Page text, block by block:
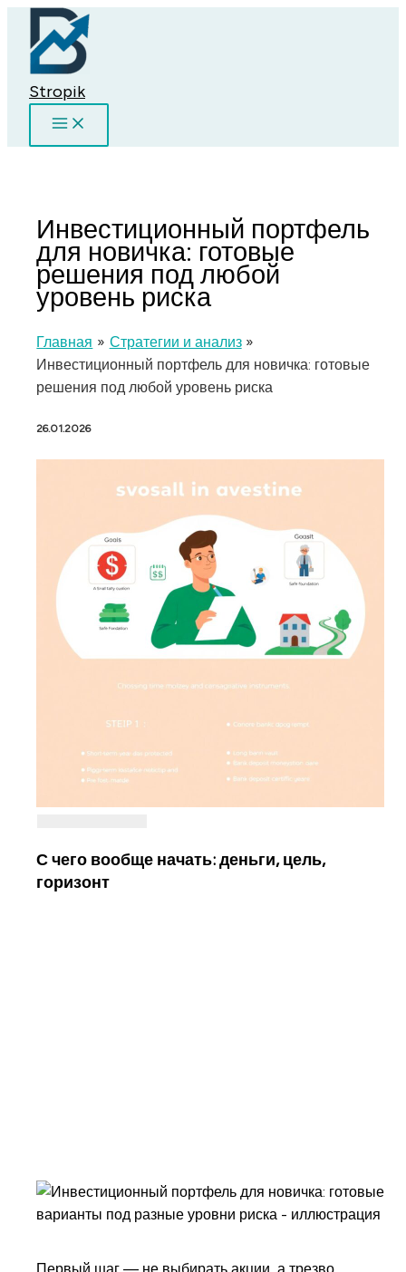
Перейти
содержимому
Stropik
Инвестиционный портфель
для новичка: готовые
решения под любой
уровень риска
Главная
Стратегии и анализ
Инвестиционный портфель для новичка: готовые
решения под любой уровень риска
26.01.2026
С чего вообще начать: деньги, цель,
горизонт